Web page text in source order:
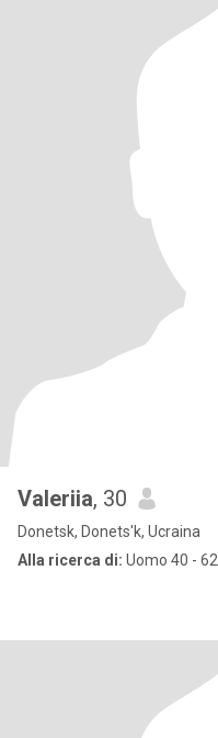
Valeriia, 30
Donetsk, Donets'k, Ucraina
Alla ricerca di: Uomo 40 - 62